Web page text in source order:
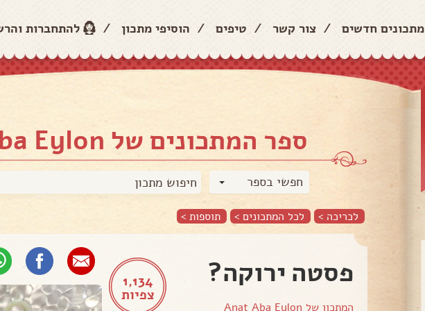
מתכונים חדשים / צור קשר / טיפים / הוסיפי מתכון / להתחברות
ספר המתכונים של Anat Aba Eylon
חפשי בספר
לכריכה > לכל המתכונים > תוספות >
1,134
צפיות
פסטה ירוקה?
המתכון של Anat Aba Eylon